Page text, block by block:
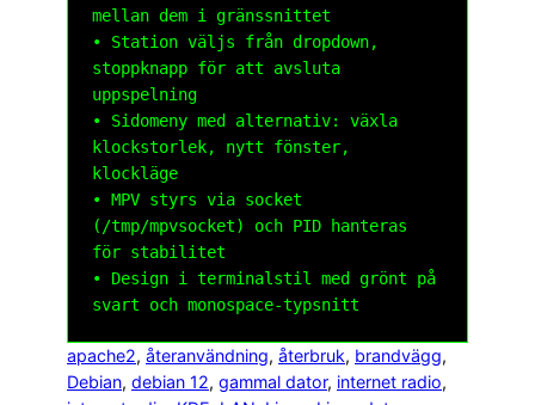
mellan dem i gränssnittet
• Station väljs från dropdown,
stoppknapp för att avsluta
uppspelning
• Sidomeny med alternativ: växla
klockstorlek, nytt fönster,
klockläge
• MPV styrs via socket
(/tmp/mpvsocket) och PID hanteras
för stabilitet
• Design i terminalstil med grönt på
apache2, återanvändning, återbruk, brandvägg
Debian, debian 12, gammal dator, internet radio